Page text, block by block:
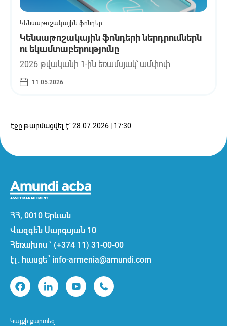
Կենսաթոշակային ֆոնդեր
Կենսաթոշակային ֆոնդերի ներդրումներն
ու եկամտաբերությունը
2026 թվականի 1-ին եռամսյակ՝ ամփոփ
11.05.2026
Էջը թարմացվել է` 28.07.2026 | 17:30
ՀՀ, 0010 Երևան
Վազգեն Սարգսյան 10
Հեռախոս ` (+374 11) 31-00-00
էլ. հասցե ՝ info-armenia@amundi.com
Կայքի քարտեզ